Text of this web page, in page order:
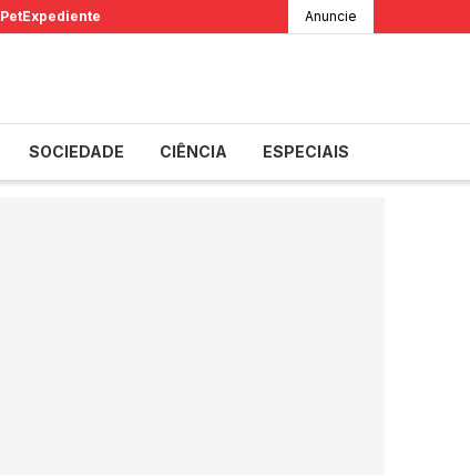
PetExpediente Anuncie
SOCIEDADE CIÊNCIA ESPECIAIS